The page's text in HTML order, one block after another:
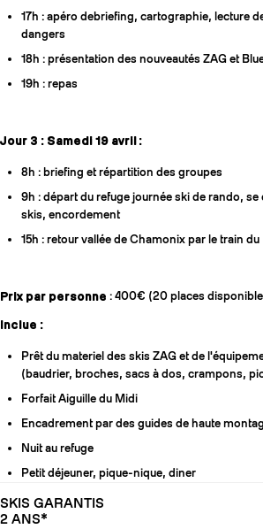
17h : apéro debriefing, cartographie, lecture
dangers
18h : présentation des nouveautés ZAG et
19h : repas
Jour 3 : Samedi 19 avril :
8h : briefing et répartition des groupes
9h : départ du refuge journée ski de rando, se
skis, encordement
15h : retour vallée de Chamonix par le train
Prix par personne : 400€ (20 places
Inclue :
Prêt du materiel des skis ZAG et de
(baudrier, broches, sacs à dos, crampons,
Forfait Aiguille du Midi
Encadrement par des guides de haute
Nuit au refuge
Petit déjeuner, pique-nique, diner
SKIS GARANTIS
2 ANS*